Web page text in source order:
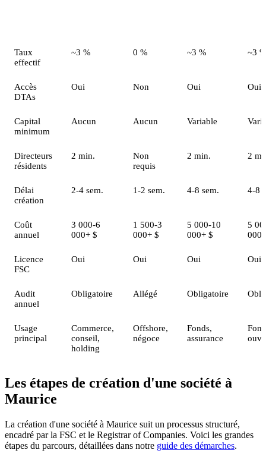
Taux
effectif
~3 % 0 % ~3 % ~3
Accès
DTAs
Oui Non Oui Oui
Capital
minimum
Aucun Aucun Variable
Directeurs
résidents
2 min.
Non
requis
2 min. 2
Délai
création
2-4 sem. 1-2 sem. 4-8 sem. 4-8
Coût
annuel
3 000-6
000+ $
1 500-3
000+ $
5 000-10
000+ $
5
Licence
FSC
Oui Oui Oui Oui
Audit
annuel
Obligatoire Allégé Obligatoire
Usage
principal
Commerce,
conseil,
holding
Offshore,
négoce
Fonds,
assurance
Les étapes de création d'une société à
Maurice
La création d'une société à Maurice suit un processus structuré,
encadré par la FSC et le Registrar of Companies. Voici les grandes
étapes du parcours, détaillées dans notre guide des démarches.